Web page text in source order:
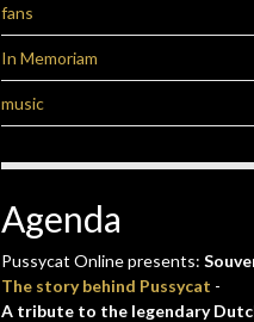
fans
In Memoriam
music
Agenda
Pussycat Online presents:
The story behind Pussycat -
A tribute to the legendary